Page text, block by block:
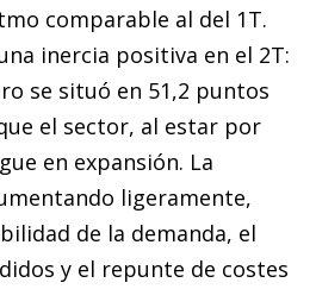
comparable al del 1T.
inercia positiva en el 2T:
se situó en 51,2 puntos
el sector, al estar por
en expansión. La
ligeramente,
de la demanda, el
y el repunte de costes